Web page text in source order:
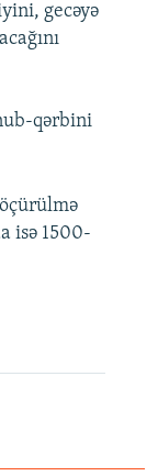
gecəyə
qərbini
isə 1500-